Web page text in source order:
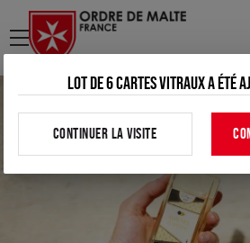
menu
Lot de 6 cartes vitraux a été
CONTINUER LA VISITE